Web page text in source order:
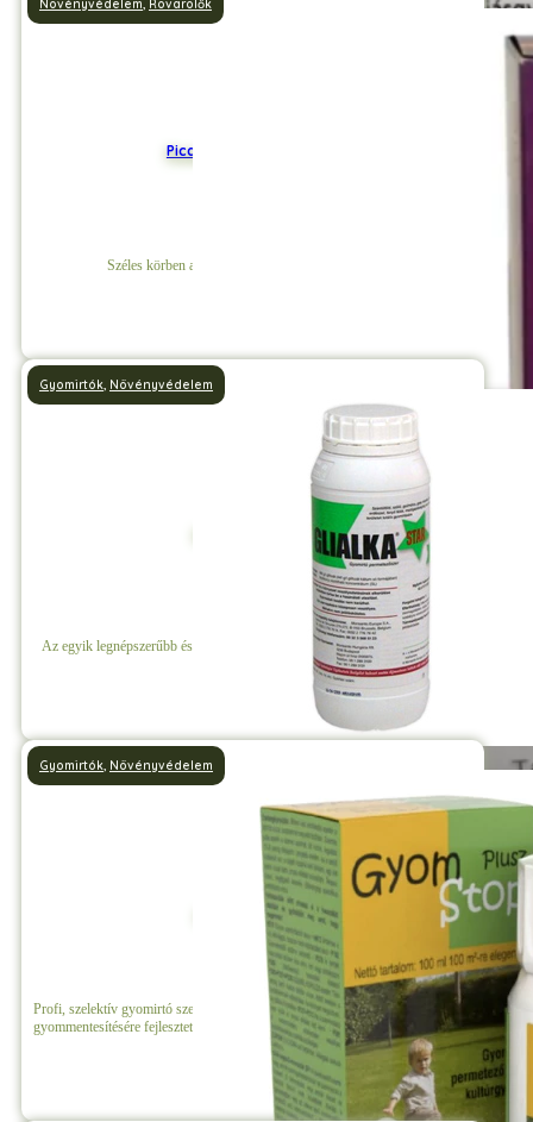
Picador Talajfertőtlenítő
Széles körben alkalmazható, granulált rovarölő szer.
Növényvédelem, Rovarölők
Az egyik legnépszerűbb és legmegbízhatóbb totális gyomirtó szer a piacon.
Gyomirtók, Növényvédelem
Gyomstop Plusz
Profi, szelektív gyomirtó szer, amelyet kifejezetten pázsitok és sportgyepek
gyommentesítésére fejlesztettek ki.
Részletek
Gyomirtók, Növényvédelem